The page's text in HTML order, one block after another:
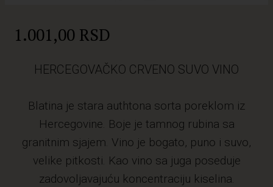
1.001,00 RSD
HERCEGOVAČKO CRVENO SUVO VINO
Blatina je stara authtona sorta poreklom iz
Hercegovine. Boje je tamnog rubina sa
granitnim sjajem. Vino je bogato, puno i suvo,
velike pitkosti. Kao vino sa juga poseduje
zadovoljavajuću koncentraciju kiselina.